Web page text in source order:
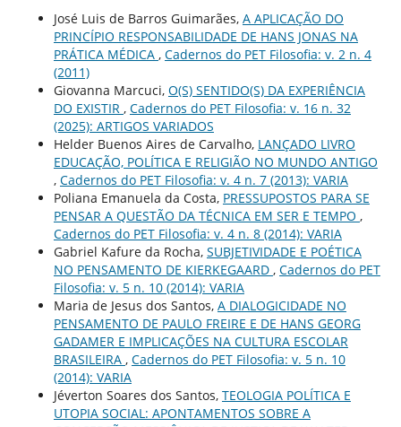
José Luis de Barros Guimarães, A APLICAÇÃO DO
PRINCÍPIO RESPONSABILIDADE DE HANS JONAS NA
PRÁTICA MÉDICA , Cadernos do PET Filosofia: v. 2 n. 4
(2011)
Giovanna Marcuci, O(S) SENTIDO(S) DA EXPERIÊNCIA
DO EXISTIR , Cadernos do PET Filosofia: v. 16 n. 32
(2025): ARTIGOS VARIADOS
Helder Buenos Aires de Carvalho, LANÇADO LIVRO
EDUCAÇÃO, POLÍTICA E RELIGIÃO NO MUNDO ANTIGO
, Cadernos do PET Filosofia: v. 4 n. 7 (2013): VARIA
Poliana Emanuela da Costa, PRESSUPOSTOS PARA SE
PENSAR A QUESTÃO DA TÉCNICA EM SER E TEMPO ,
Cadernos do PET Filosofia: v. 4 n. 8 (2014): VARIA
Gabriel Kafure da Rocha, SUBJETIVIDADE E POÉTICA
NO PENSAMENTO DE KIERKEGAARD , Cadernos do PET
Filosofia: v. 5 n. 10 (2014): VARIA
Maria de Jesus dos Santos, A DIALOGICIDADE NO
PENSAMENTO DE PAULO FREIRE E DE HANS GEORG
GADAMER E IMPLICAÇÕES NA CULTURA ESCOLAR
BRASILEIRA , Cadernos do PET Filosofia: v. 5 n. 10
(2014): VARIA
Jéverton Soares dos Santos, TEOLOGIA POLÍTICA E
UTOPIA SOCIAL: APONTAMENTOS SOBRE A